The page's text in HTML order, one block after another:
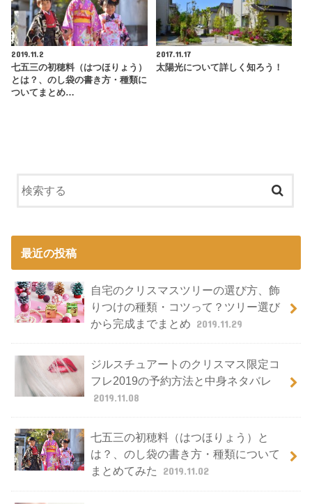
2019.11.2
七五三の初穂料（はつほりょう）
とは？、のし袋の書き方・種類に
ついてまとめ…
2017.11.17
太陽光について詳しく知ろう！
最近の投稿
自宅のクリスマスツリーの選び方、飾
りつけの種類・コツって？ツリー選び
から完成までまとめ 2019.11.29
ジルスチュアートのクリスマス限定コ
フレ2019の予約方法と中身ネタバレ
2019.11.08
七五三の初穂料（はつほりょう）と
は？、のし袋の書き方・種類について
まとめてみた
2019.11.02